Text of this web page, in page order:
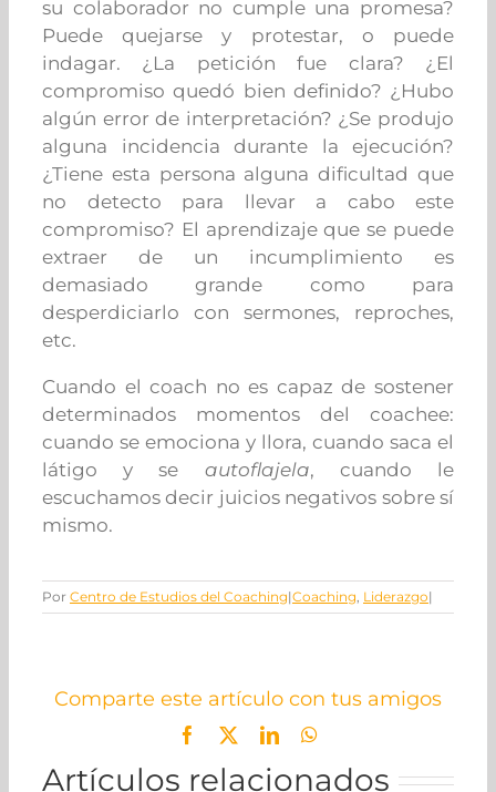
su colaborador no cumple una promesa?
Puede quejarse y protestar, o puede
indagar. ¿La petición fue clara? ¿El
compromiso quedó bien definido? ¿Hubo
algún error de interpretación? ¿Se produjo
alguna incidencia durante la ejecución?
¿Tiene esta persona alguna dificultad que
no detecto para llevar a cabo este
compromiso? El aprendizaje que se puede
extraer de un incumplimiento es
demasiado grande como para
desperdiciarlo con sermones, reproches,
etc.
Cuando el coach no es capaz de sostener
determinados momentos del coachee:
cuando se emociona y llora, cuando saca el
látigo y se autoflajela, cuando le
escuchamos decir juicios negativos sobre sí
mismo.
Por Centro de Estudios del Coaching|Coaching Liderazgo|
Comparte este artículo con tus amigos
Facebook LinkedInWhatsApp
Artículos relacionados